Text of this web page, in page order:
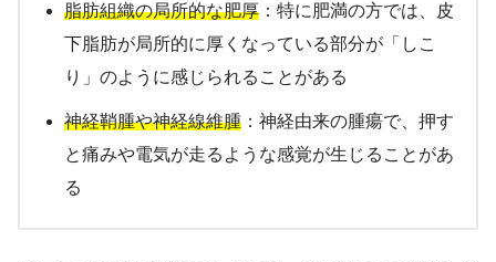
脂肪組織の局所的な肥厚 ：特に肥満の方では、皮
下脂肪が局所的に厚くなっている部分が「しこ
り」のように感じられることがある
神経鞘腫や神経線維腫 ：神経由来の腫瘍で、押す
と痛みや電気が走るような感覚が生じることがあ
る